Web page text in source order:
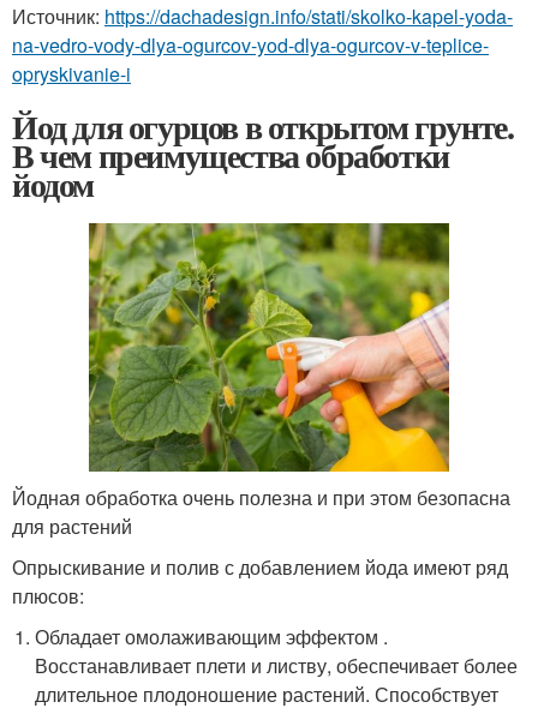
Источник: https://dachadesign.info/stati/skolko-kapel-yoda-
na-vedro-vody-dlya-ogurcov-yod-dlya-ogurcov-v-teplice-
opryskivanie-i
Йод для огурцов в открытом грунте.
В чем преимущества обработки
йодом
Йодная обработка очень полезна и при этом безопасна
для растений
Опрыскивание и полив с добавлением йода имеют ряд
плюсов:
Обладает омолаживающим эффектом .
Восстанавливает плети и листву, обеспечивает более
длительное плодоношение растений. Способствует